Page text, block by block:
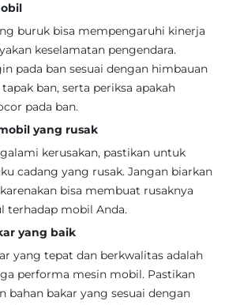
buruk bisa mempengaruhi kinerja
keselamatan pengendara.
pada ban sesuai dengan himbauan
ban, serta periksa apakah
pada ban.
yang rusak
kerusakan, pastikan untuk
cadang yang rusak. Jangan biarkan
bisa membuat rusaknya
terhadap mobil Anda.
yang baik
yang tepat dan berkwalitas adalah
performa mesin mobil. Pastikan
bahan bakar yang sesuai dengan